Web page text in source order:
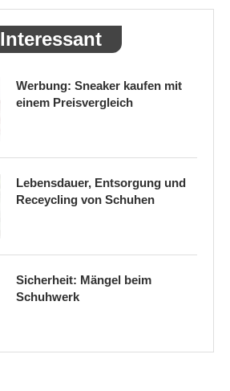
Interessant
Werbung: Sneaker kaufen mit
einem Preisvergleich
Lebensdauer, Entsorgung und
Receycling von Schuhen
Sicherheit: Mängel beim
Schuhwerk